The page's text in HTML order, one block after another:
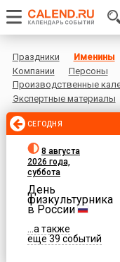
Праздники Именины
Компании
Персоны
Производственные
Экспертные материалы
СЕГОДНЯ
8 августа
2026 года,
суббота
День
физкультурника
в России
...а также
еще 39 событий